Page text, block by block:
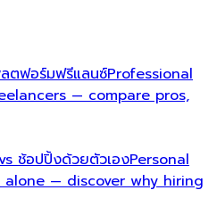
ตฟอร์มฟรีแลนซ์Professional
— compare pros,
ช้อปปิ้งด้วยตัวเองPersonal
— discover why hiring